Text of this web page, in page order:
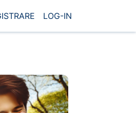
LOG-IN